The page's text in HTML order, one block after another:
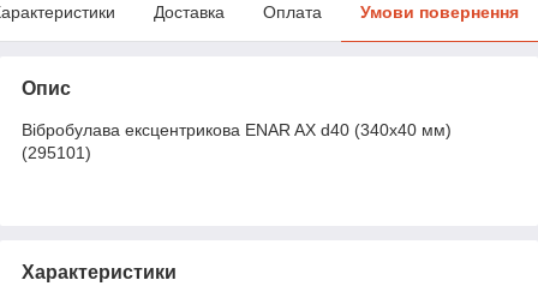
Доставка Оплата Умови повернення
Опис
Вібробулава ексцентрикова ENAR AX d40 (340х40 мм)
(295101)
Характеристики